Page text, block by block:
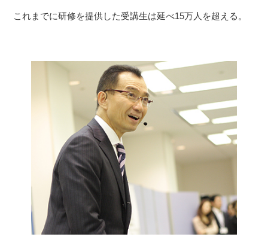
これまでに研修を提供した受講生は延べ15万人を超える。